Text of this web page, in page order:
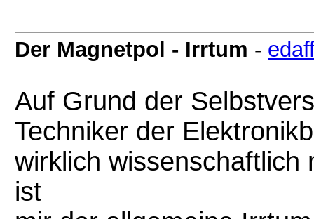
Der Magnetpol - Irrtum -
Auf Grund der
Techniker der
wirklich
ist